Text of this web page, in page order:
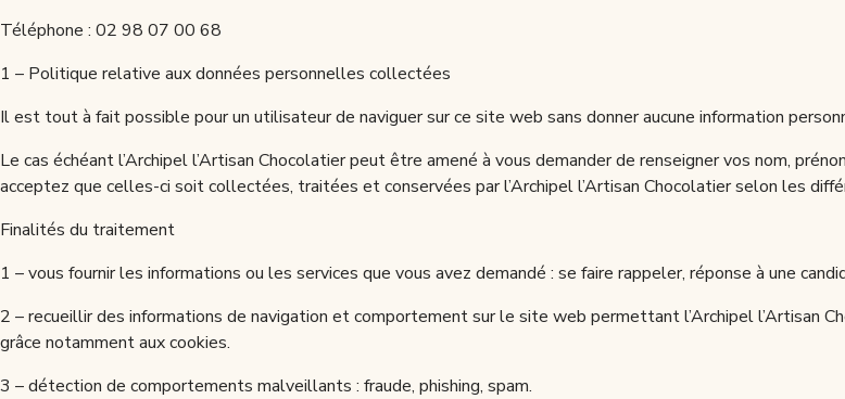
Téléphone : 02 98 07 00 68
1 – Politique relative aux données personnelles collectées
Il est tout à fait possible pour un utilisateur de naviguer sur ce site web sans donner aucune information
Le cas échéant l’Archipel l’Artisan Chocolatier peut être amené à vous demander de renseigner vos nom,
acceptez que celles-ci soit collectées, traitées et conservées par l’Archipel l’Artisan Chocolatier selon les
Finalités du traitement
1 – vous fournir les informations ou les services que vous avez demandé : se faire rappeler, réponse à une
2 – recueillir des informations de navigation et comportement sur le site web permettant l’Archipel l’Artisan
grâce notamment aux cookies.
3 – détection de comportements malveillants : fraude, phishing, spam.